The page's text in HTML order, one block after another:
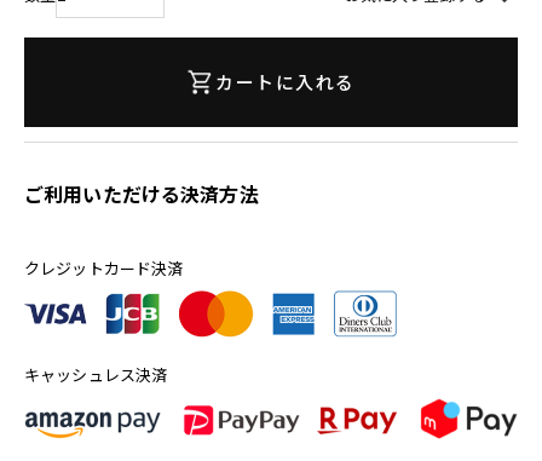
カートに入れる
ご利用いただける決済方法
クレジットカード決済
キャッシュレス決済